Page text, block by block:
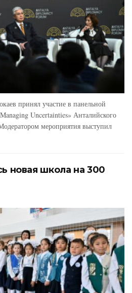
принял участие в панельной
Uncertainties» Анталийского
мероприятия выступил
новая школа на 300